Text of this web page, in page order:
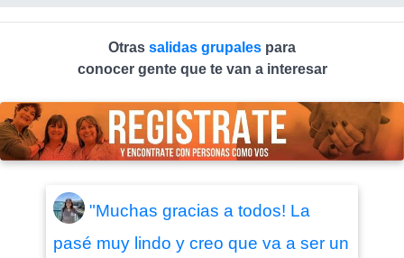
Otras salidas grupales para
conocer gente que te van a interesar
"Muchas gracias a todos! La
pasé muy lindo y creo que va a ser un